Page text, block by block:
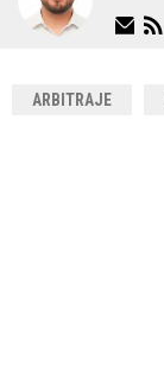
ARBITRAJE